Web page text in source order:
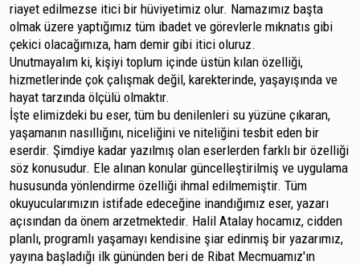
riayet edilmezse itici bir hü­viyetimiz olur. Namazımız başta
olmak üzere yaptığımız tüm ibadet ve görevlerle mıknatıs gibi
çekici olacağımıza, ham demir gibi itici oluruz.
Unutmayalım ki, kişiyi toplum içinde üstün kılan özelliği,
hizmetlerinde çok çalışmak değil, karekterinde, yaşa­yışında ve
hayat tarzında ölçülü olmaktır.
İşte elimizdeki bu eser, tüm bu denilenleri su yüzüne çıkaran,
yaşamanın nasıllığını, niceliğini ve niteliğini tesbit eden bir
eserdir. Şimdiye kadar yazılmış olan eserlerden farklı bir özelliği
söz konusudur. Ele alınan konular güncel­leştirilmiş ve uygulama
hususunda yönlendirme özelliği ih­mal edilmemiştir. Tüm
okuyucularımızın istifade edeceğine inandığımız eser, yazarı
açısından da önem arzetmektedir. Halil Atalay hocamız, cidden
planlı, programlı yaşamayı kendisine şiar edinmiş bir yazarımız,
yayına başladığı ilk gününden beri de Ribat Mecmuamız'ın